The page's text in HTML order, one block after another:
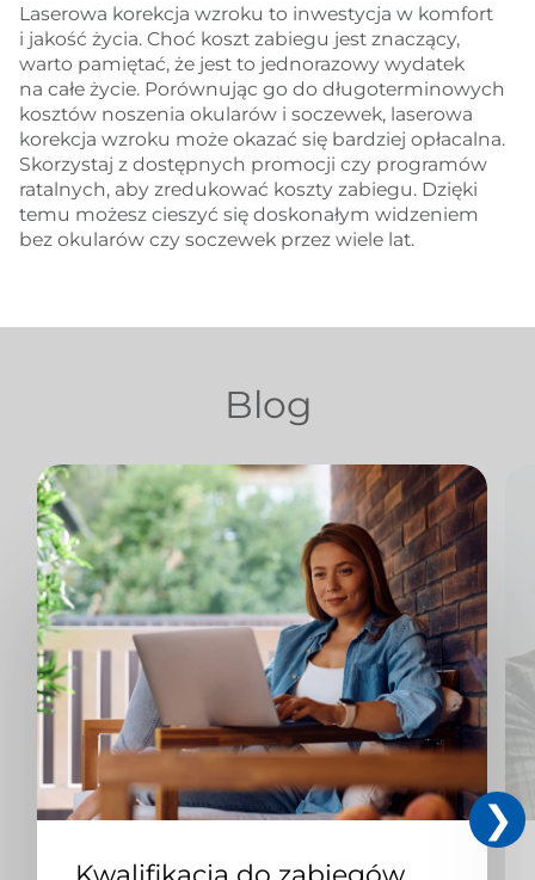
Laserowa korekcja wzroku to inwestycja w komfort
i jakość życia. Choć koszt zabiegu jest znaczący,
warto pamiętać, że jest to jednorazowy wydatek
na całe życie. Porównując go do długoterminowych
kosztów noszenia okularów i soczewek, laserowa
korekcja wzroku może okazać się bardziej opłacalna.
Skorzystaj z dostępnych promocji czy programów
ratalnych, aby zredukować koszty zabiegu. Dzięki
temu możesz cieszyć się doskonałym widzeniem
bez okularów czy soczewek przez wiele lat.
Blog